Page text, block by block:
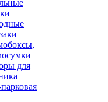
для